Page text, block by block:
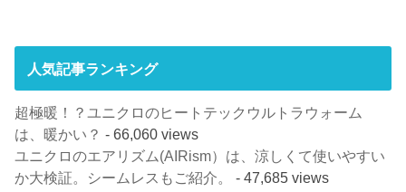
人気記事ランキング
超極暖！？ユニクロのヒートテックウルトラウォーム
は、暖かい？ - 66,060 views
ユニクロのエアリズム(AIRism）は、涼しくて使いやすい
か大検証。シームレスもご紹介。
- 47,685 views